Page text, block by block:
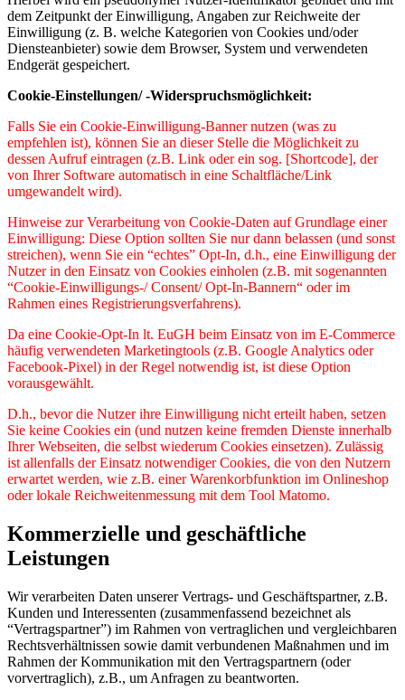
dem Zeitpunkt der Einwilligung, Angaben zur Reichweite der
Einwilligung (z. B. welche Kategorien von Cookies und/oder
Diensteanbieter) sowie dem Browser, System und verwendeten
Endgerät gespeichert.
Cookie-Einstellungen/ -Widerspruchsmöglichkeit:
Falls Sie ein Cookie-Einwilligung-Banner nutzen (was zu
empfehlen ist), können Sie an dieser Stelle die Möglichkeit zu
dessen Aufruf eintragen (z.B. Link oder ein sog. [Shortcode], der
von Ihrer Software automatisch in eine Schaltfläche/Link
umgewandelt wird).
Hinweise zur Verarbeitung von Cookie-Daten auf Grundlage einer
Einwilligung: Diese Option sollten Sie nur dann belassen (und sonst
streichen), wenn Sie ein “echtes” Opt-In, d.h., eine Einwilligung der
Nutzer in den Einsatz von Cookies einholen (z.B. mit sogenannten
“Cookie-Einwilligungs-/ Consent/ Opt-In-Bannern“ oder im
Rahmen eines Registrierungsverfahrens).
Da eine Cookie-Opt-In lt. EuGH beim Einsatz von im E-Commerce
häufig verwendeten Marketingtools (z.B. Google Analytics oder
Facebook-Pixel) in der Regel notwendig ist, ist diese Option
vorausgewählt.
D.h., bevor die Nutzer ihre Einwilligung nicht erteilt haben, setzen
Sie keine Cookies ein (und nutzen keine fremden Dienste innerhalb
Ihrer Webseiten, die selbst wiederum Cookies einsetzen). Zulässig
ist allenfalls der Einsatz notwendiger Cookies, die von den Nutzern
erwartet werden, wie z.B. einer Warenkorbfunktion im Onlineshop
oder lokale Reichweitenmessung mit dem Tool Matomo.
Kommerzielle und geschäftliche
Leistungen
Wir verarbeiten Daten unserer Vertrags- und Geschäftspartner, z.B.
Kunden und Interessenten (zusammenfassend bezeichnet als
“Vertragspartner”) im Rahmen von vertraglichen und vergleichbaren
Rechtsverhältnissen sowie damit verbundenen Maßnahmen und im
Rahmen der Kommunikation mit den Vertragspartnern (oder
vorvertraglich), z.B., um Anfragen zu beantworten.